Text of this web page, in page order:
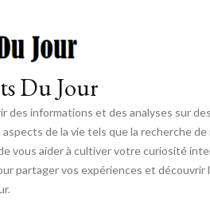
Du Jour
informations et des analyses sur
de la vie tels que la recherche
aider à cultiver votre curiosité
partager vos expériences et découvrir